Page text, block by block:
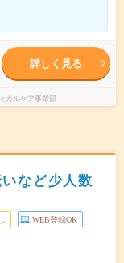
詳しく見る
カルケア事業部
など少人数
WEB登録OK